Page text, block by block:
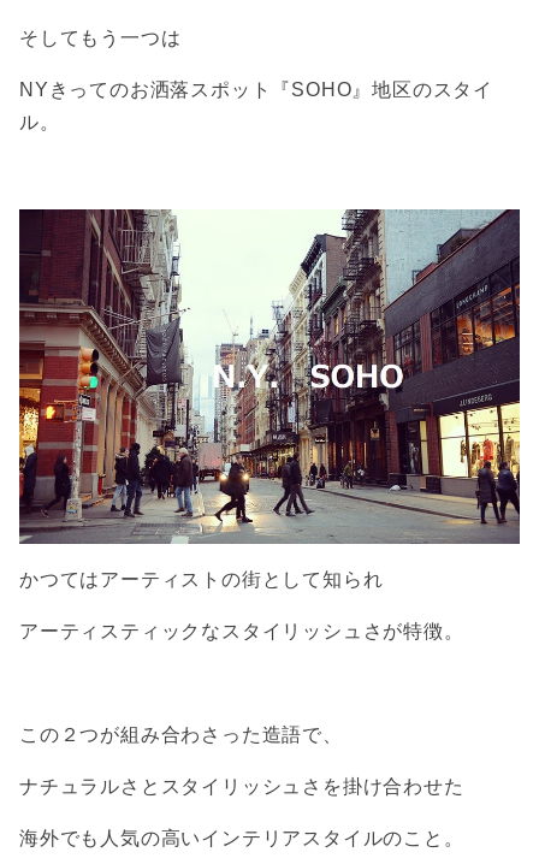
そしてもう一つは
NYきってのお洒落スポット『SOHO』地区のスタイ
ル。
かつてはアーティストの街として知られ
アーティスティックなスタイリッシュさが特徴。
この２つが組み合わさった造語で、
ナチュラルさとスタイリッシュさを掛け合わせた
海外でも人気の高いインテリアスタイルのこと。